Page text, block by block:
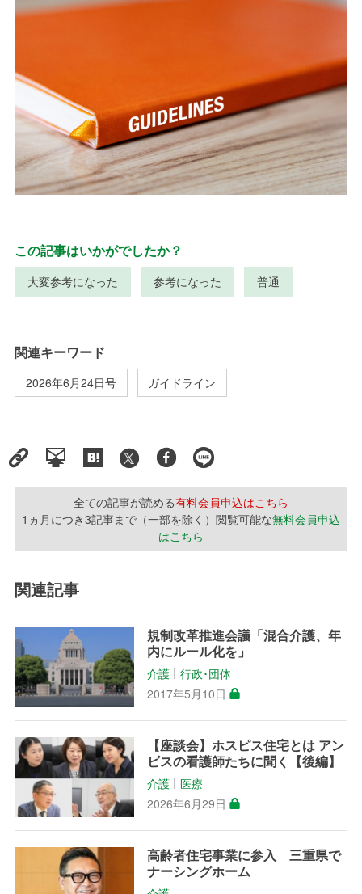
この記事はいかがでしたか？
大変参考になった 参考になった 普通
関連キーワード
2026年6月24日号 ガイドライン
全ての記事が読める有料会員申込はこちら
1ヵ月につき3記事まで（一部を除く）閲覧可能な無料会員申込
はこちら
関連記事
規制改革推進会議「混合介護、年
内にルール化を」
介護 │行政･団体
2017年5月10日
【座談会】ホスピス住宅とは アン
ビスの看護師たちに聞く【後編】
介護 │医療
2026年6月29日
高齢者住宅事業に参入 三重県で
ナーシングホーム